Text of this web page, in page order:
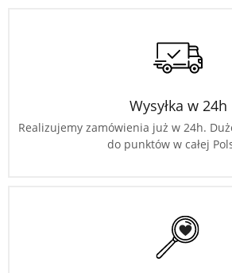
Wysyłka w 24h
Realizujemy zamówienia już w 24h.
do punktów w całej